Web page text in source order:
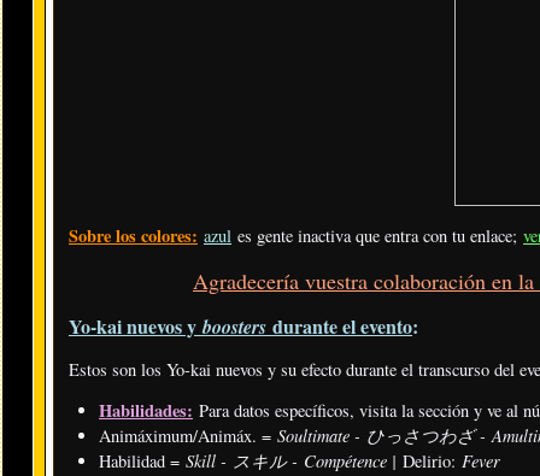
Sobre los colores: azul es gente inactiva que entra con tu enlace;
Agradecería vuestra colaboración en
Yo-kai nuevos yboosters durante el evento:
Estos son los Yo-kai nuevos y su efecto durante el transcurso del
Habilidades: Para datos específicos, visita la sección y ve al
Animáximum/Animáx. = Soultimate - ひっさつわざ -
Habilidad = Skill - スキル - Compétence | Delirio: Fever